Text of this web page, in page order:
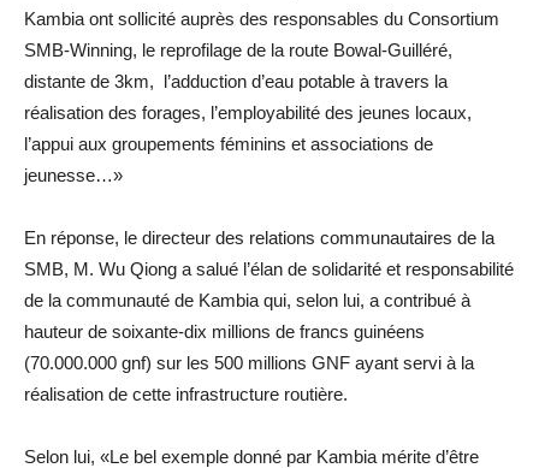
Kambia ont sollicité auprès des responsables du Consortium
SMB-Winning, le reprofilage de la route Bowal-Guilléré,
distante de 3km, l’adduction d’eau potable à travers la
réalisation des forages, l’employabilité des jeunes locaux,
l’appui aux groupements féminins et associations de
jeunesse…»
En réponse, le directeur des relations communautaires de la
SMB, M. Wu Qiong a salué l’élan de solidarité et responsabilité
de la communauté de Kambia qui, selon lui, a contribué à
hauteur de soixante-dix millions de francs guinéens
(70.000.000 gnf) sur les 500 millions GNF ayant servi à la
réalisation de cette infrastructure routière.
Selon lui, «Le bel exemple donné par Kambia mérite d’être